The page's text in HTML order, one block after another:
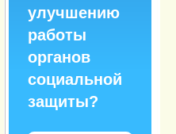
улучшению
работы
органов
социальной
защиты?